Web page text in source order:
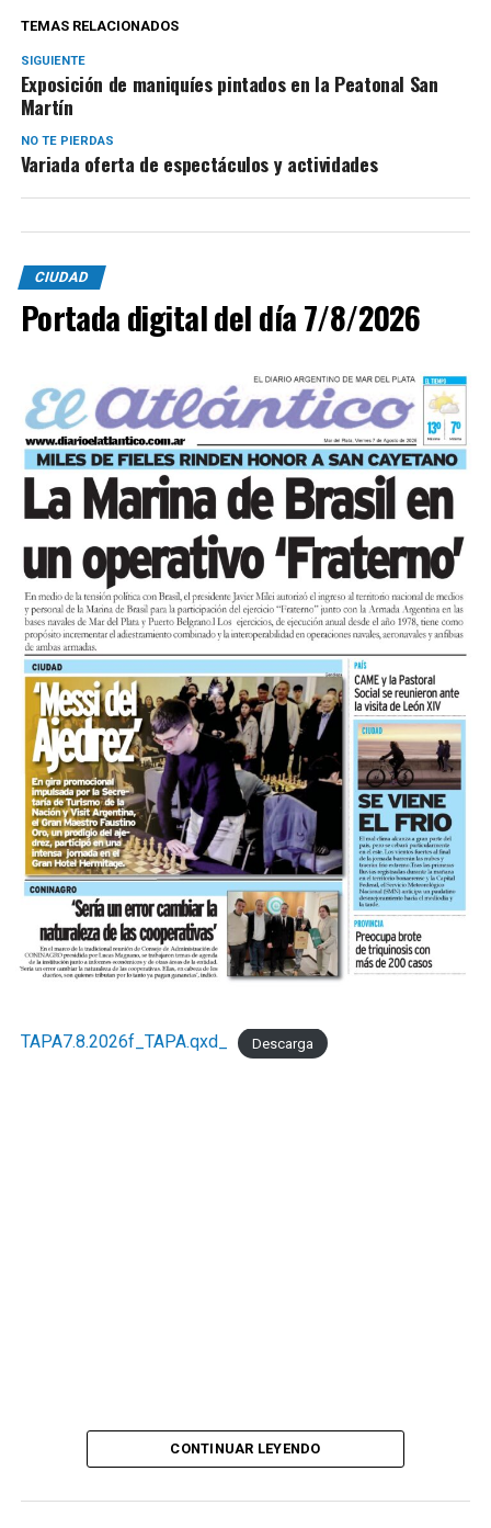
TEMAS RELACIONADOS
SIGUIENTE
Exposición de maniquíes pintados en la Peatonal San
Martín
NO TE PIERDAS
Variada oferta de espectáculos y actividades
CIUDAD
Portada digital del día 7/8/2026
TAPA7.8.2026f_TAPA.qxd_ Descarga
CONTINUAR LEYENDO